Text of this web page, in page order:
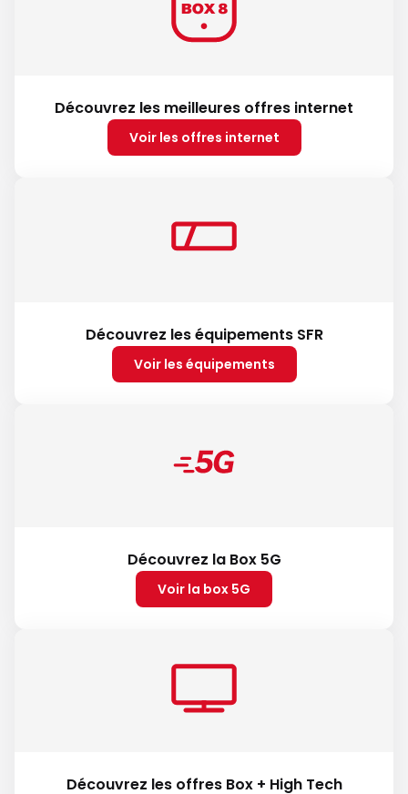
Découvrez les meilleures offres internet
Voir les offres internet
Découvrez les équipements SFR
Voir les équipements
Découvrez la Box 5G
Voir la box 5G
Découvrez les offres Box + High Tech